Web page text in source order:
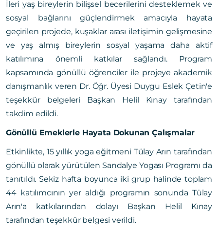
İleri yaş bireylerin bilişsel becerilerini desteklemek ve
sosyal bağlarını güçlendirmek amacıyla hayata
geçirilen projede, kuşaklar arası iletişimin gelişmesine
ve yaş almış bireylerin sosyal yaşama daha aktif
katılımına önemli katkılar sağlandı. Program
kapsamında gönüllü öğrenciler ile projeye akademik
danışmanlık veren Dr. Öğr. Üyesi Duygu Eslek Çetin'e
teşekkür belgeleri Başkan Helil Kınay tarafından
takdim edildi.
Gönüllü Emeklerle Hayata Dokunan Çalışmalar
Etkinlikte, 15 yıllık yoga eğitmeni Tülay Arın tarafından
gönüllü olarak yürütülen Sandalye Yogası Programı da
tanıtıldı. Sekiz hafta boyunca iki grup halinde toplam
44 katılımcının yer aldığı programın sonunda Tülay
Arın'a katkılarından dolayı Başkan Helil Kınay
tarafından teşekkür belgesi verildi.